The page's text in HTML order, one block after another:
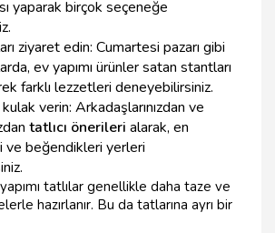
yaparak birçok seçeneğe
ziyaret edin: Cumartesi pazarı gibi
ev yapımı ürünler satan stantları
farklı lezzetleri deneyebilirsiniz.
verin: Arkadaşlarınızdan ve
tatlıcı önerileri alarak, en
ve beğendikleri yerleri
tatlılar genellikle daha taze ve
hazırlanır. Bu da tatlarına ayrı bir